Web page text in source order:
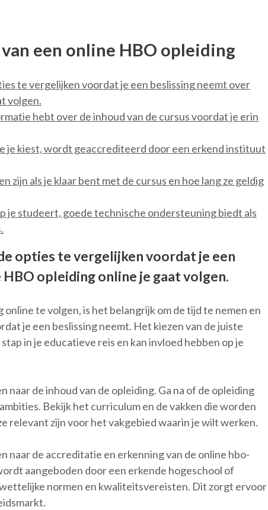
een online HBO opleiding
te vergelijken voordat je een beslissing neemt over
volgen.
hebt over de inhoud van de cursus voordat je erin
je kiest, wordt geaccrediteerd door een erkend instituut
zijn als je klaar bent met de cursus en hoe lang ze geldig
je studeert, goede technische ondersteuning biedt als
opties te vergelijken voordat je een
opleiding online je gaat volgen.
te volgen, is het belangrijk om de tijd te nemen en
je een beslissing neemt. Het kiezen van de juiste
in je educatieve reis en kan invloed hebben op je
naar de inhoud van de opleiding. Ga na of de opleiding
Bekijk het curriculum en de vakken die worden
relevant zijn voor het vakgebied waarin je wilt werken.
naar de accreditatie en erkenning van de online hbo-
aangeboden door een erkende hogeschool of
normen en kwaliteitsvereisten. Dit zorgt ervoor